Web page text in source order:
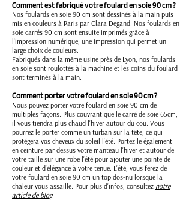
Comment est fabriqué votre foulard en soie 90 cm ?
Nos foulards en soie 90 cm sont dessinés à la main puis
mis en couleurs à Paris par Clara Degand. Nos foulards en
soie carrés 90 cm sont ensuite imprimés grâce à
l'impression numérique, une impression qui permet un
large choix de couleurs.
Fabriqués dans la même usine près de Lyon, nos foulards
en soie sont roulottés à la machine et les coins du foulard
sont terminés à la main.
Comment porter votre foulard en soie 90 cm ?
Nous pouvez porter votre foulard en soie 90 cm de
multiples façons. Plus couvrant que le carré de soie 65cm,
il vous tiendra plus chaud l'hiver autour du cou. Vous
pourrez le porter comme un turban sur la tête, ce qui
protégera vos cheveux du soleil l'été. Portez le également
en ceinture par dessus votre manteau l'hiver et autour de
votre taille sur une robe l'été pour ajouter une pointe de
couleur et d'élégance à votre tenue. L'été, vous ferez de
votre foulard en soie 90 cm un top dos-nu lorsque la
chaleur vous assaille. Pour plus d'infos, consultez notre
article de blog.